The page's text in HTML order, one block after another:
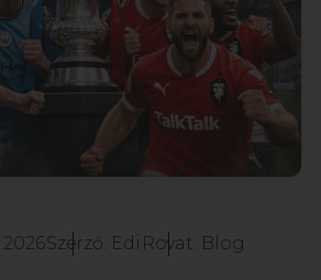
Szerző: Edi Rovat: Blog